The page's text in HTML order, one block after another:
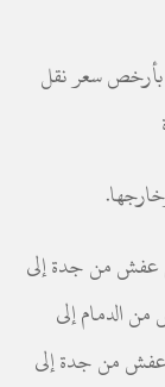
بأرخص سعر نقل
عفش من جدة إلى
الدمام إلى
عفش من جدة إلى